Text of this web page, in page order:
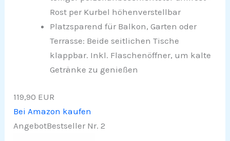
Rost per Kurbel höhenverstellbar
Platzsparend für Balkon, Garten oder
Terrasse: Beide seitlichen Tische
klappbar. Inkl. Flaschenöffner, um kalte
Getränke zu genießen
119,90 EUR
Bei Amazon kaufen
AngebotBestseller Nr. 2